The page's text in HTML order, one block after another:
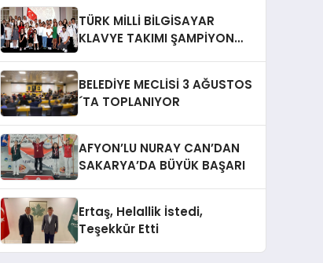
TÜRK MİLLİ BİLGİSAYAR
KLAVYE TAKIMI ŞAMPİYON
BELEDİYE MECLİSİ 3 AĞUSTOS
´TA TOPLANIYOR
AFYON’LU NURAY CAN’DAN
SAKARYA’DA BÜYÜK BAŞARI
Ertaş, Helallik İstedi,
Teşekkür Etti